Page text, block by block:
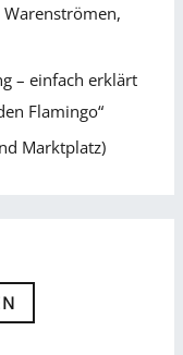
– einfach erklärt
Flamingo“
Marktplatz)